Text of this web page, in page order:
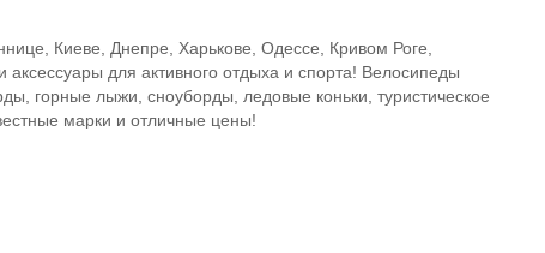
Киеве, Днепре, Харькове, Одессе, Кривом Роге,
для активного отдыха и спорта! Велосипеды
горные лыжи, сноуборды, ледовые коньки, туристическое
марки и отличные цены!